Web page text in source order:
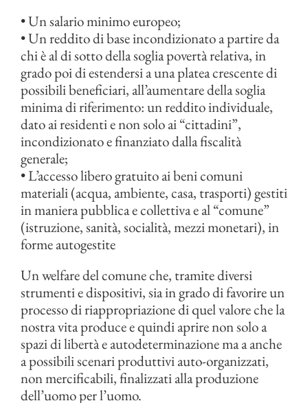
• Un salario minimo europeo;
• Un reddito di base incondizionato a partire da
chi è al di sotto della soglia povertà relativa, in
grado poi di estendersi a una platea crescente di
possibili beneficiari, all’aumentare della soglia
minima di riferimento: un reddito individuale,
dato ai residenti e non solo ai “cittadini”,
incondizionato e finanziato dalla fiscalità
generale;
• L’accesso libero gratuito ai beni comuni
materiali (acqua, ambiente, casa, trasporti) gestiti
in maniera pubblica e collettiva e al “comune”
(istruzione, sanità, socialità, mezzi monetari), in
forme autogestite
Un welfare del comune che, tramite diversi
strumenti e dispositivi, sia in grado di favorire un
processo di riappropriazione di quel valore che la
nostra vita produce e quindi aprire non solo a
spazi di libertà e autodeterminazione ma a anche
a possibili scenari produttivi auto-organizzati,
non mercificabili, finalizzati alla produzione
dell’uomo per l’uomo.